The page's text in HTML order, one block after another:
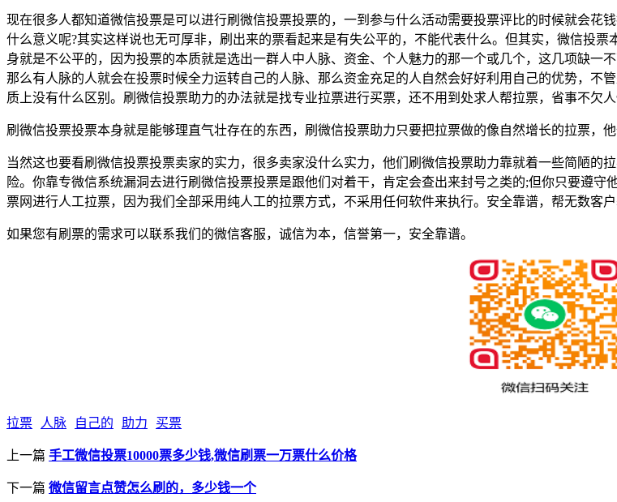
现在很多人都知道微信投票是可以进行刷微信投票投票的，一到参与什么活动需要投票评比的时候就会花
什么意义呢?其实这样说也无可厚非，刷出来的票看起来是有失公平的，不能代表什么。但其实，微信投
身就是不公平的，因为投票的本质就是选出一群人中人脉、资金、个人魅力的那一个或几个，这几项缺一
那么有人脉的人就会在投票时候全力运转自己的人脉、那么资金充足的人自然会好好利用自己的优势，
质上没有什么区别。刷微信投票助力的办法就是找专业拉票进行买票，还不用到处求人帮拉票，省事不欠
刷微信投票投票本身就是能够理直气壮存在的东西，刷微信投票助力只要把拉票做的像自然增长的拉票，他
当然这也要看刷微信投票投票卖家的实力，很多卖家没什么实力，他们刷微信投票助力靠就着一些简陋
险。你靠专微信系统漏洞去进行刷微信投票投票是跟他们对着干，肯定会查出来封号之类的;但你只要遵
票网进行人工拉票，因为我们全部采用纯人工的拉票方式，不采用任何软件来执行。安全靠谱，帮无数客
如果您有刷票的需求可以联系我们的微信客服，诚信为本，信誉第一，安全靠谱。
拉票 人脉 自己的 助力 买票
上一篇 手工微信投票10000票多少钱,微信刷票一万票什么价格
下一篇 微信留言点赞怎么刷的，多少钱一个